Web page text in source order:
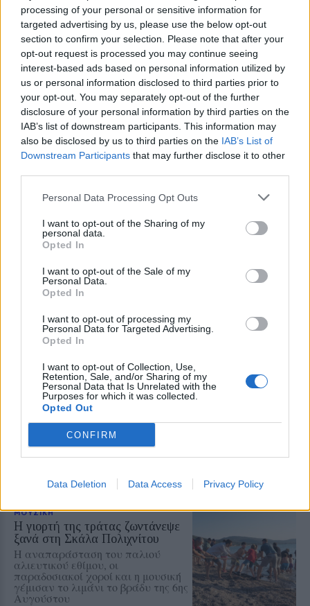
processing of your personal or sensitive information for
targeted advertising by us, please use the below opt-out
section to confirm your selection. Please note that after your
opt-out request is processed you may continue seeing
interest-based ads based on personal information utilized by
us or personal information disclosed to third parties prior to
your opt-out. You may separately opt-out of the further
disclosure of your personal information by third parties on the
IAB’s list of downstream participants. This information may
also be disclosed by us to third parties on the IAB’s List of
Downstream Participants that may further disclose it to other
Personal Data Processing Opt Outs
I want to opt-out of the Sharing of my
personal data.
Opted In
I want to opt-out of the Sale of my
Personal Data.
Opted In
I want to opt-out of processing my
Personal Data for Targeted Advertising.
Opted In
I want to opt-out of Collection, Use,
Retention, Sale, and/or Sharing of my
Personal Data that Is Unrelated with the
Purposes for which it was collected.
Opted Out
CONFIRM
Data Deletion Data Access Privacy Policy
Κάλεσμα για συγκέντρωση υπέρ
της Παλαιστίνης από
ανειδίκευτους γιατρούς της
Λέσβου
Την Κυριακή 9 Αυγούστου, στις
7.30 το απόγευμα, έξω από το
κεντρικό κτήριο της Περιφέρειας
Βορείου Αιγαίου στη Μυτιλήνη η
κινητοποίηση
ΔΡΑΣΕΙΣ
Ρούχα και τρόφιμα για τους
ανθρώπους που έχουν ανάγκη
Νέα συνεργασία της
Σύνδεσμο Κοινωνικής Προστασίας
Καλοκαιρινή γιορτή για τα
παιδιά της «Κυψέλης»
Μουσική, τραγούδι και χορός στη
Λέσχη Αξιωματικών από τον
Ελληνικό Ερυθρό Σταυρό και την
98 ΑΔΤΕ
ΡΕΠΟΡΤΑΖ ΔΡΑΣΕΙΣ
Στο Πανελλήνιον έκθεση
σύνδεσης του σήμερα της
Μυτιλήνης με το χθες
Μια έκθεση διοργανωμένη από τον
Εμπορικό Σύλλογο Μυτιλήνης
ΜΟΥΣΙΚΗ
Η γιορτή της τράτας ζωντάνεψε
ξανά στη Σκάλα Πολιχνίτου
Η αναπαράσταση του παλιού
αλιευτικού εθίμου, οι
παραδοσιακοί χοροί και η μουσική
γέμισαν το λιμάνι το βράδυ της 6ης
Αυγούστου